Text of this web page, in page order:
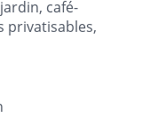
café-
privatisables,